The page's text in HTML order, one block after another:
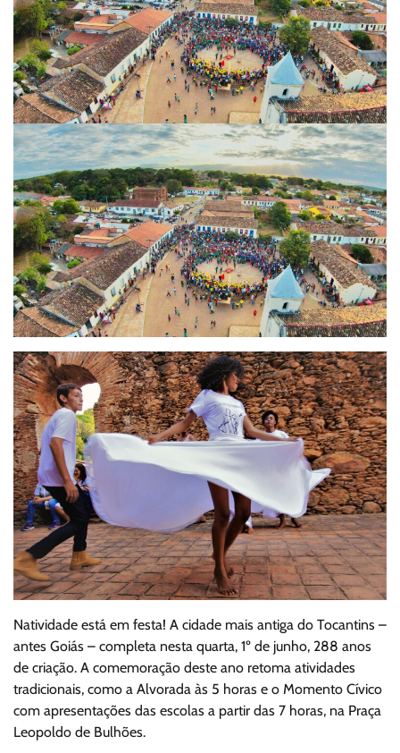
Natividade está em festa! A cidade mais antiga do Tocantins –
antes Goiás – completa nesta quarta, 1º de junho, 288 anos
de criação. A comemoração deste ano retoma atividades
tradicionais, como a Alvorada às 5 horas e o Momento Cívico
com apresentações das escolas a partir das 7 horas, na Praça
Leopoldo de Bulhões.